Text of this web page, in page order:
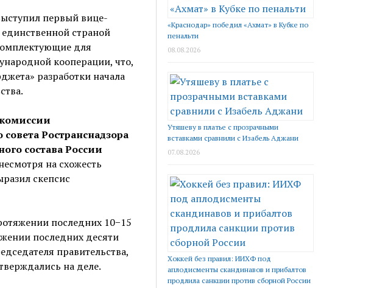
первый вице-
единственной страной
для
кооперации, что,
разработки начала
Ространснадзора
состава России
на схожесть
скепсис
последних 10−15
последних десяти
правительства,
на деле.
«Краснодар» победил «Ахмат» в Кубке по
пенальти
08.08.2026
Утяшеву в платье с прозрачными
вставками сравнили с Изабель Аджани
07.08.2026
Хоккей без правил: ИИХФ под
аплодисменты скандинавов и прибалтов
продлила санкции против сборной России